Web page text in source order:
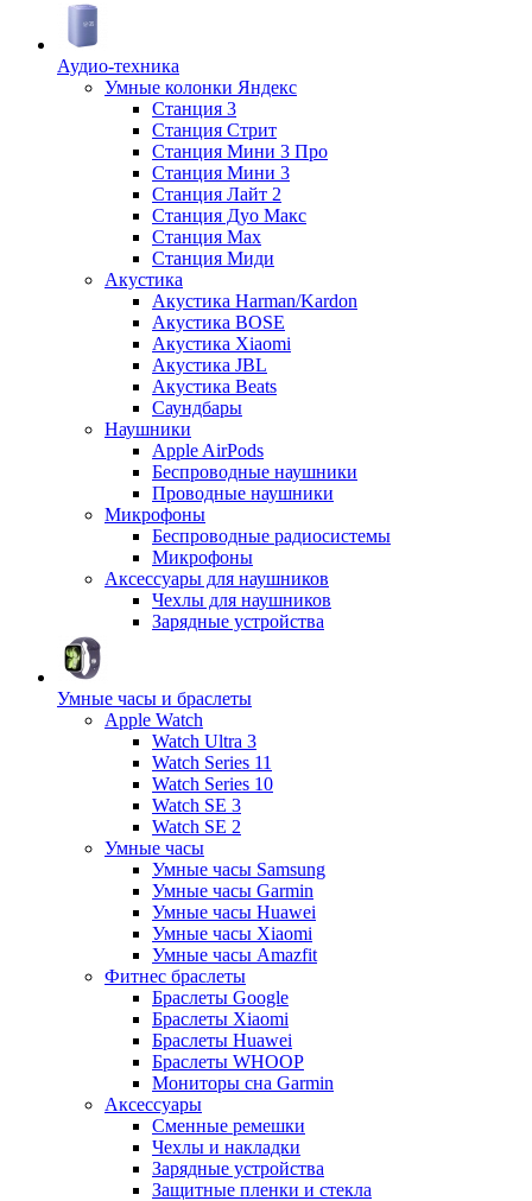
Аудио-техника
Умные колонки Яндекс
Станция 3
Станция Стрит
Станция Мини 3 Про
Станция Мини 3
Станция Лайт 2
Станция Дуо Макс
Станция Max
Станция Миди
Акустика
Акустика Harman/Kardon
Акустика BOSE
Акустика Xiaomi
Акустика JBL
Акустика Beats
Саундбары
Наушники
Apple AirPods
Беспроводные наушники
Проводные наушники
Микрофоны
Беспроводные радиосистемы
Микрофоны
Аксессуары для наушников
Чехлы для наушников
Зарядные устройства
Умные часы и браслеты
Apple Watch
Watch Ultra 3
Watch Series 11
Watch Series 10
Watch SE 3
Watch SE 2
Умные часы
Умные часы Samsung
Умные часы Garmin
Умные часы Huawei
Умные часы Xiaomi
Умные часы Amazfit
Фитнес браслеты
Браслеты Google
Браслеты Xiaomi
Браслеты Huawei
Браслеты WHOOP
Мониторы сна Garmin
Аксессуары
Сменные ремешки
Чехлы и накладки
Зарядные устройства
Защитные пленки и стекла